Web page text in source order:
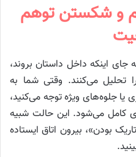
و شکستن توهم
جای اینکه داخل داستان بروند،
را تحلیل می‌کنند. وقتی شما به
یا جلوه‌های ویژه توجه می‌کنید،
کامل می‌شود. این حالت شبیه
بودن»، بیرون اتاق ایستاده